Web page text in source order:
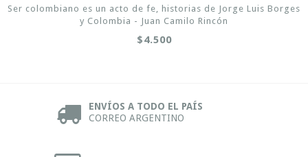
Ser colombiano es un acto de fe, historias de Jorge Luis Borges
y Colombia - Juan Camilo Rincón
$4.500
ENVÍOS A TODO EL PAÍS
CORREO ARGENTINO